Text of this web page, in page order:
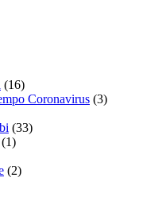
(16)
Coronavirus (3)
(33)
(1)
(2)